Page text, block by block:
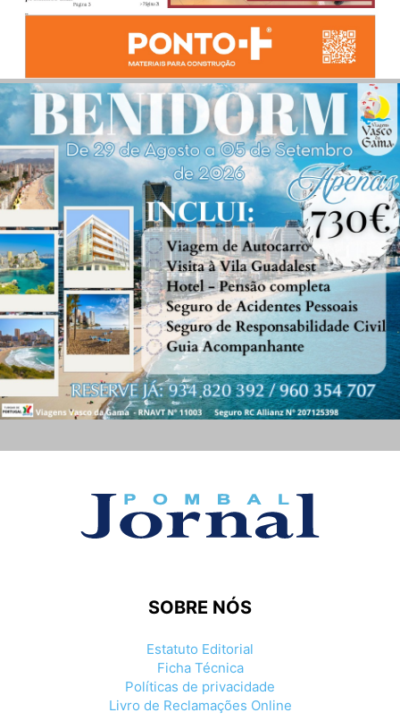
SOBRE NÓS
Estatuto Editorial
Ficha Técnica
Políticas de privacidade
Livro de Reclamações Online